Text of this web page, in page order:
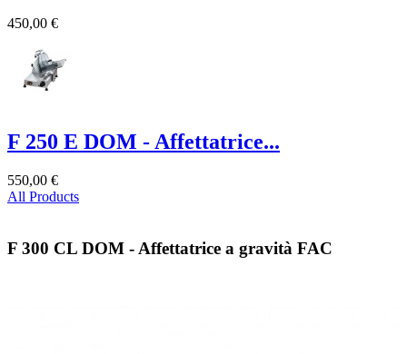
450,00 €
F 250 E DOM - Affettatrice...
550,00 €
All Products
F 300 CL DOM - Affettatrice a gravità FAC